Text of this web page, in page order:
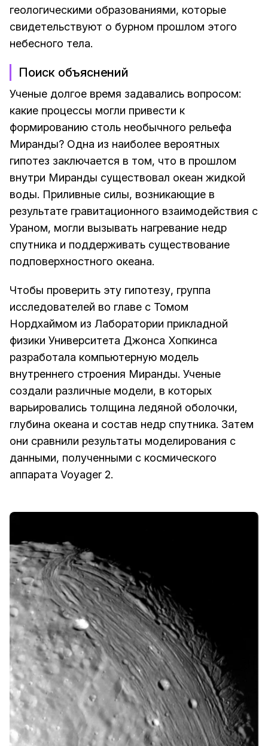
геологическими образованиями, которые
свидетельствуют о бурном прошлом этого
небесного тела.
Поиск объяснений
Ученые долгое время задавались вопросом:
какие процессы могли привести к
формированию столь необычного рельефа
Миранды? Одна из наиболее вероятных
гипотез заключается в том, что в прошлом
внутри Миранды существовал океан жидкой
воды. Приливные силы, возникающие в
результате гравитационного взаимодействия с
Ураном, могли вызывать нагревание недр
спутника и поддерживать существование
подповерхностного океана.
Чтобы проверить эту гипотезу, группа
исследователей во главе с Томом
Нордхаймом из Лаборатории прикладной
физики Университета Джонса Хопкинса
разработала компьютерную модель
внутреннего строения Миранды. Ученые
создали различные модели, в которых
варьировались толщина ледяной оболочки,
глубина океана и состав недр спутника. Затем
они сравнили результаты моделирования с
данными, полученными с космического
аппарата Voyager 2.